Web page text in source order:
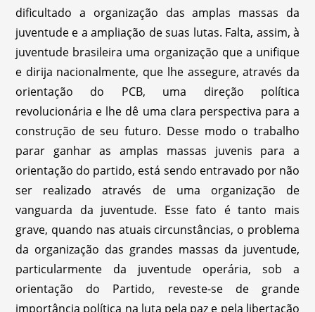
dificultado a organização das amplas massas da
juventude e a ampliação de suas lutas. Falta, assim, à
juventude brasileira uma organização que a unifique
e dirija nacionalmente, que lhe assegure, através da
orientação do PCB, uma direção política
revolucionária e lhe dê uma clara perspectiva para a
construção de seu futuro. Desse modo o trabalho
parar ganhar as amplas massas juvenis para a
orientação do partido, está sendo entravado por não
ser realizado através de uma organização de
vanguarda da juventude. Esse fato é tanto mais
grave, quando nas atuais circunstâncias, o problema
da organização das grandes massas da juventude,
particularmente da juventude operária, sob a
orientação do Partido, reveste-se de grande
importância política na luta pela paz e pela libertação